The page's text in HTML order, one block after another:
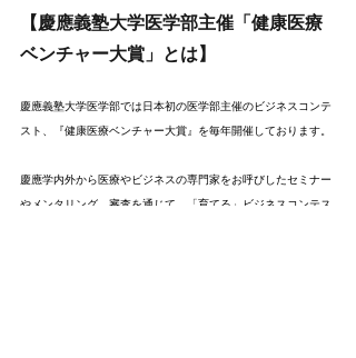
【慶應義塾大学医学部主催「健康医療
ベンチャー大賞」とは】
慶應義塾大学医学部では日本初の医学部主催のビジネスコンテ
スト、『健康医療ベンチャー大賞』を毎年開催しております。
慶應学内外から医療やビジネスの専門家をお呼びしたセミナー
やメンタリング、審査を通じて、「育てる」ビジネスコンテス